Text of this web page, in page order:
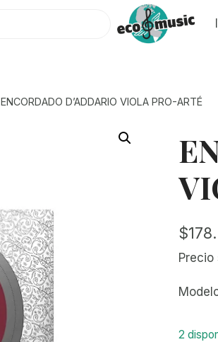
ENCORDADO D’ADDARIO VIOLA PRO-ARTÉ
$
Precio
2